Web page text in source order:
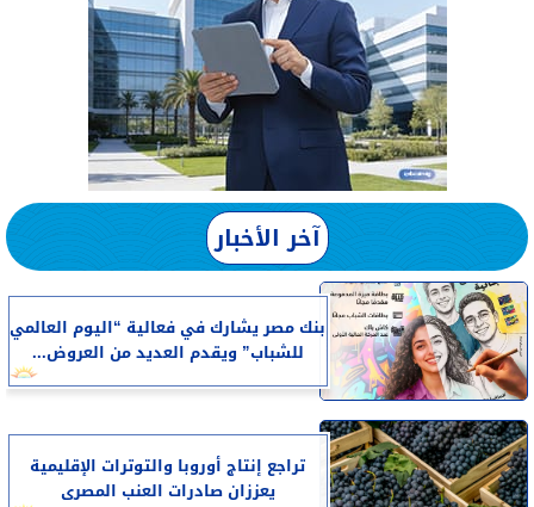
آخر الأخبار
بنك مصر يشارك في فعالية “اليوم العالمي
للشباب” ويقدم العديد من العروض...
تراجع إنتاج أوروبا والتوترات الإقليمية
يعززان صادرات العنب المصرى